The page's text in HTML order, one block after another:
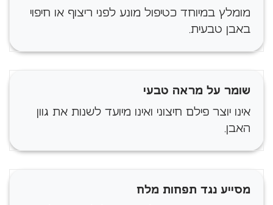
מומלץ במיוחד כטיפול מונע לפני ריצוף או חיפוי
באבן טבעית.
שומר על מראה טבעי
אינו יוצר פילם חיצוני ואינו מיועד לשנות את גוון
האבן.
מסייע נגד תפחות מלח